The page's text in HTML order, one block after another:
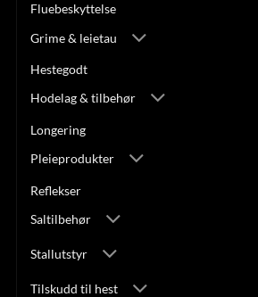
Fluebeskyttelse
Grime & leietau
Hestegodt
Hodelag & tilbehør
Longering
Pleieprodukter
Reflekser
Saltilbehør
Stallutstyr
Tilskudd til hest